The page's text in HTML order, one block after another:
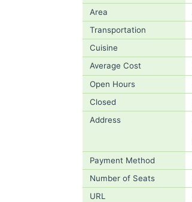
Area
Transportation
Cuisine
Average Cost
Open Hours
Closed
Address
Payment Method
Number of Seats
URL